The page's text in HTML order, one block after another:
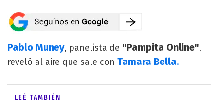
Pablo Muney, panelista de "Pampita Online",
reveló al aire que sale con Tamara Bella.
LEÉ TAMBIÉN